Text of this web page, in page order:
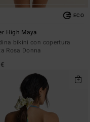
ECO
High Maya
bikini con copertura
Rosa Donna